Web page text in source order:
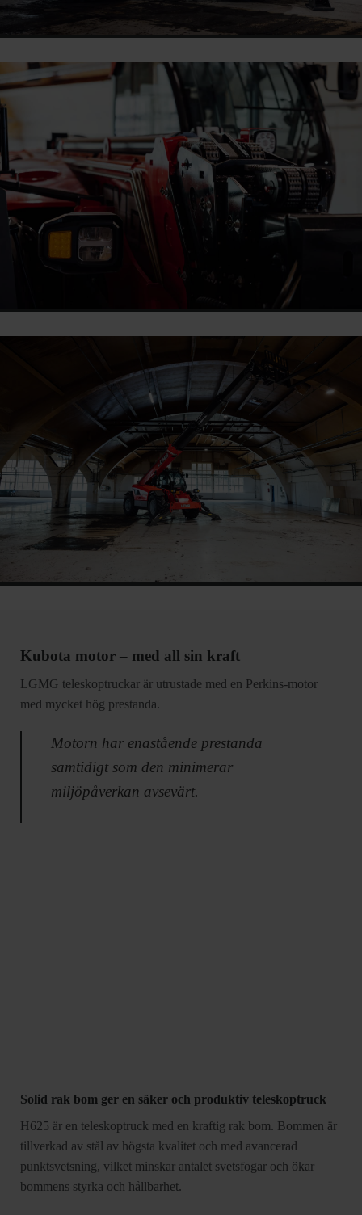
Kubota motor – med all sin kraft
LGMG teleskoptruckar är utrustade med en Perkins-motor
med mycket hög prestanda.
Motorn har enastående prestanda
samtidigt som den minimerar
miljöpåverkan avsevärt.
Solid rak bom ger en säker och produktiv teleskoptruck
H625 är en teleskoptruck med en kraftig rak bom. Bommen är
tillverkad av stål av högsta kvalitet och med avancerad
punktsvetsning, vilket minskar antalet svetsfogar och ökar
bommens styrka och hållbarhet.